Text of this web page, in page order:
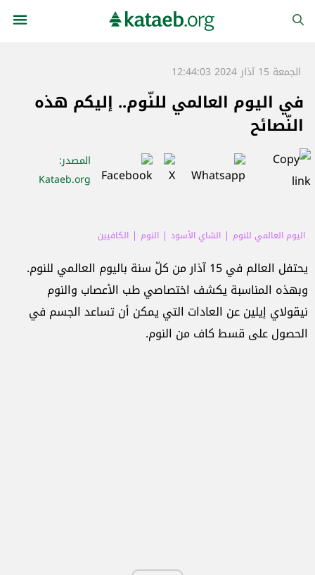
الجمعة 15 آذار 2024 12:44:03
في اليوم العالمي للنّوم.. إليكم هذه
النّصائح
المصدر:
Kataeb.org
اليوم العالمي للنوم الشاي الأسود النوم الكافيين
يحتفل العالم في 15 آذار من كلّ سنة باليوم العالمي للنوم.
وبهذه المناسبة يكشف اختصاصي طب الأعصاب والنوم
نيقولاي إيلين عن العادات التي يمكن أن تساعد الجسم في
الحصول على قسط كاف من النوم.